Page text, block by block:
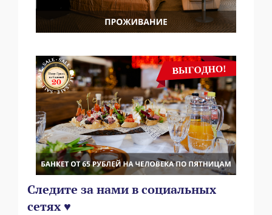
Следите за нами в социальных
сетях ♥